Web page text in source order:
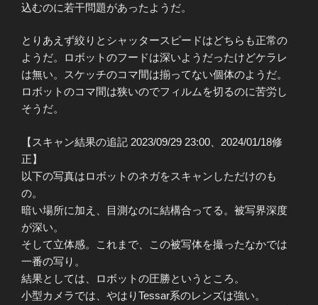
込むのに若干問題があったようだ。
とりあえず絞りとシャッタースピードはどちらも正常の
ようだ。ロボットのフードは深いようだったけどケラレ
は無い。スケッチのコマ間は揃ってない個体のようだ。
ロボットのコマ間は狭いのでフィルムを切るのに苦労し
そうだ。
【スキャン結果の追記 2023/09/29 23:00、2024/01/18修
正】
以下の写真はロボットのネガをスキャンしただけのも
の。
暗い場所に加え、目測なのに結構合ってる。被写界深度
が深い。
そして立体感。これまで、この被写体を撮ったなかでは
一番の写り。
結果としては、ロボットの圧勝というところ。
小型カメラでは、やはりTessar系のレンズは強い。